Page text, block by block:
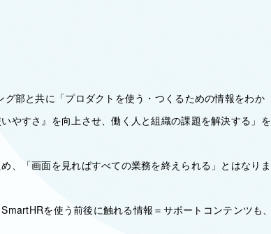
部と共に「プロダクトを使う・つくるための情報をわか
やすさ』を向上させ、働く人と組織の課題を解決する」を
、「画面を見ればすべての業務を終えられる」とはなりま
を使う前後に触れる情報＝サポートコンテンツも、